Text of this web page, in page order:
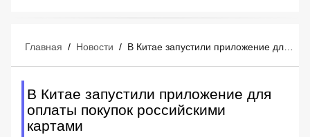
Главная / Новости /
В Китае запустили приложение для
оплаты покупок российскими
картами